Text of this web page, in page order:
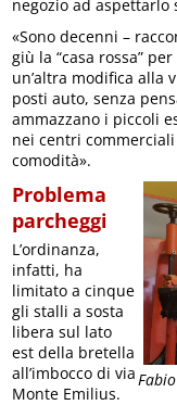
negozio ad aspettarlo
«Sono decenni –
giù la “casa rossa”
un’altra modifica alla
posti auto, senza
ammazzano i piccoli
nei centri
comodità».
Problema
parcheggi
L’ordinanza,
infatti, ha
limitato a cinque
gli stalli a sosta
libera sul lato
est della bretella
all’imbocco di via
Monte Emilius.